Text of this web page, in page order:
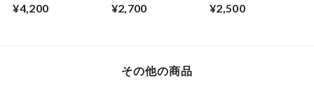
¥4,200
風」
¥2,700 ¥2,500
その他の商品